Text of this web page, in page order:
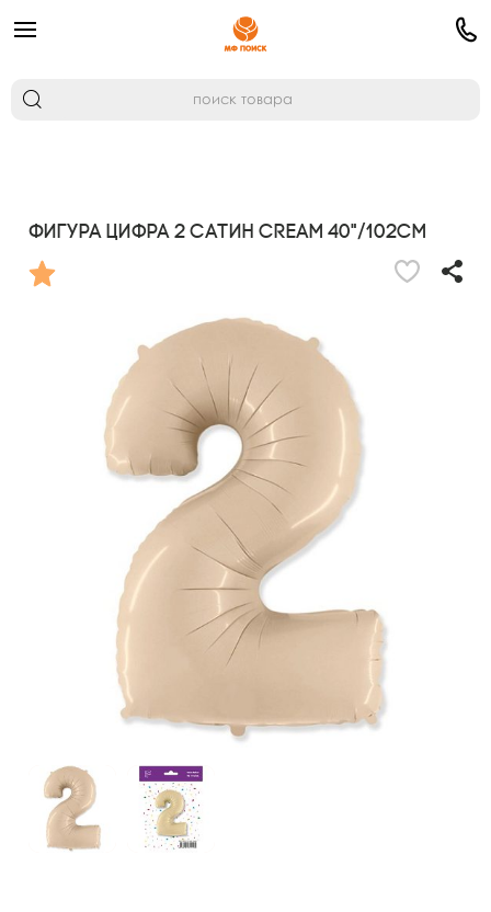
Фигура Цифра 2 Сатин Cream 40"/102см